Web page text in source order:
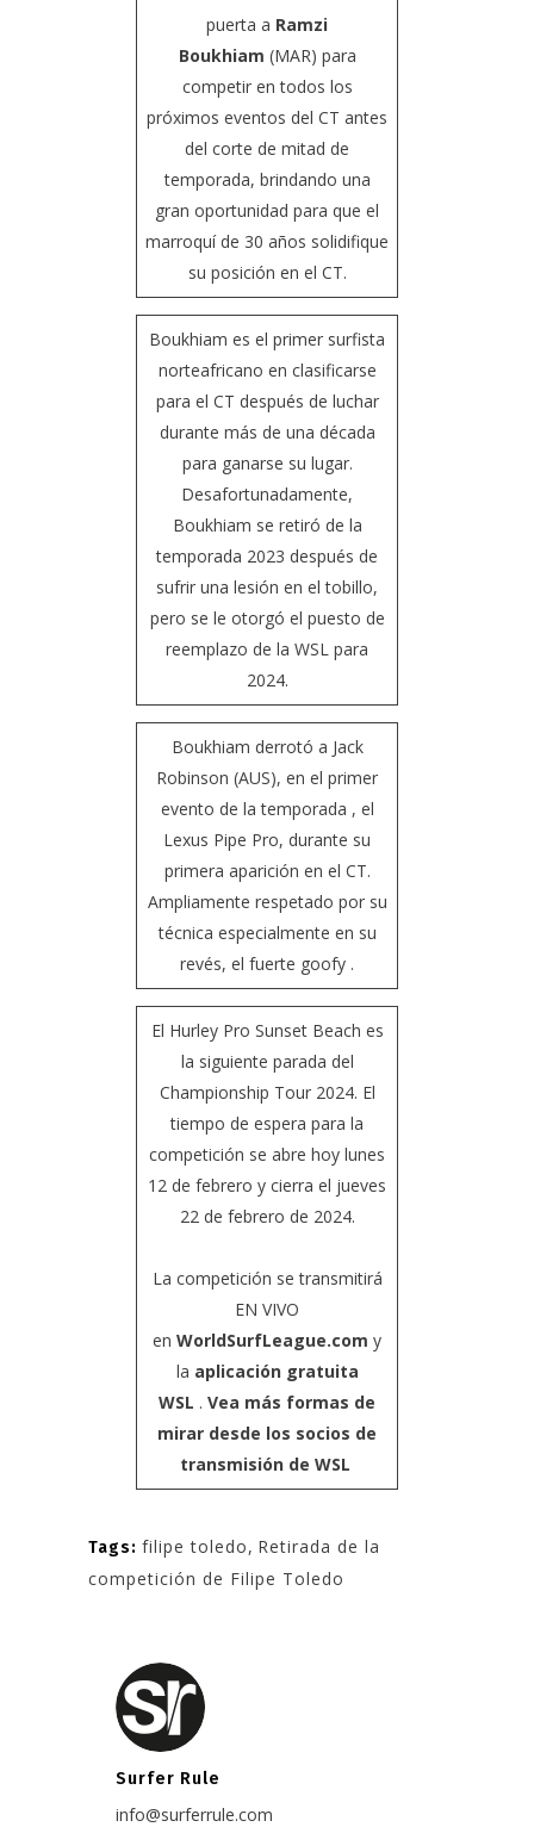
puerta a Ramzi
Boukhiam (MAR) para
competir en todos los
próximos eventos del CT antes
del corte de mitad de
temporada, brindando una
gran oportunidad para que el
marroquí de 30 años solidifique
su posición en el CT.
Boukhiam es el primer surfista
norteafricano en clasificarse
para el CT después de luchar
durante más de una década
para ganarse su lugar.
Desafortunadamente,
Boukhiam se retiró de la
temporada 2023 después de
sufrir una lesión en el tobillo,
pero se le otorgó el puesto de
reemplazo de la WSL para
2024.
Boukhiam derrotó a Jack
Robinson (AUS), en el primer
evento de la temporada , el
Lexus Pipe Pro, durante su
primera aparición en el CT.
Ampliamente respetado por su
técnica especialmente en su
revés, el fuerte goofy .
El Hurley Pro Sunset Beach es
la siguiente parada del
Championship Tour 2024. El
tiempo de espera para la
competición se abre hoy lunes
12 de febrero y cierra el jueves
22 de febrero de 2024.
La competición se transmitirá
EN VIVO
en WorldSurfLeague.com y
la aplicación gratuita
WSL . Vea más formas de
mirar desde los socios de
transmisión de WSL
Tags: filipe toledo, Retirada de la
competición de Filipe Toledo
Surfer Rule
info@surferrule.com